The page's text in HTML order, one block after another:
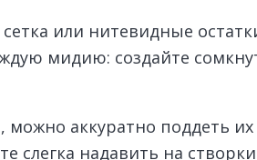
или нитевидные
мидию: создайте
аккуратно поддеть
слегка надавить на